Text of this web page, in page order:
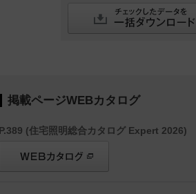
掲載ページWEBカタログ
P.389 (住宅照明総合カタログ Expert 2026)